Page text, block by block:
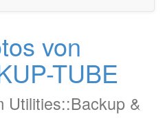
von
TUBE
Utilities::Backup &